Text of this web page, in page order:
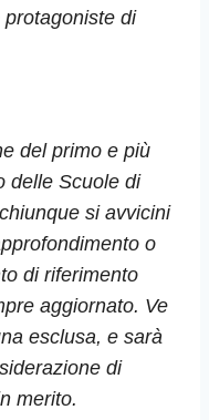
di
del primo e più
delle Scuole di
si avvicini
o
di riferimento
aggiornato. Ve
esclusa, e sarà
di
merito.